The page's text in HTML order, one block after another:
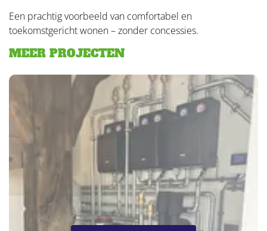
Een prachtig voorbeeld van comfortabel en
toekomstgericht wonen – zonder concessies.
MEER PROJECTEN